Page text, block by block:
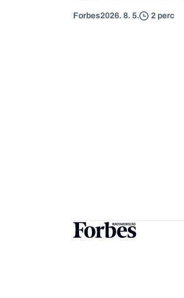
Forbes2026. 8. 5. 2 perc